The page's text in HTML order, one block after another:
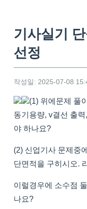
기사실기
선정
작성일: 2025-07-08
(1) 위에문제 풀
동기용량, v결선 출
야 하나요?
(2) 신업기사 문제중
단면적을 구히시오.
이럴경우에 소수점
나요?